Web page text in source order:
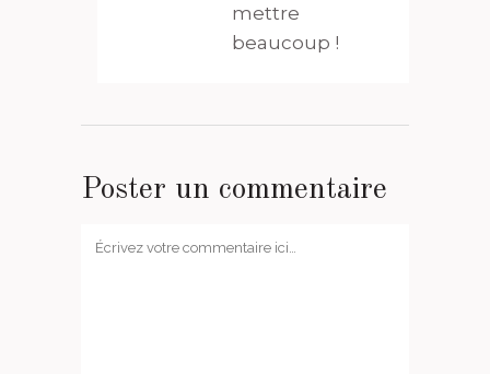
mettre
beaucoup !
Poster un commentaire